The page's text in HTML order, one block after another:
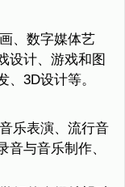
、数字媒体艺
设计、游戏和图
3D设计等。
乐表演、流行音
与音乐制作、